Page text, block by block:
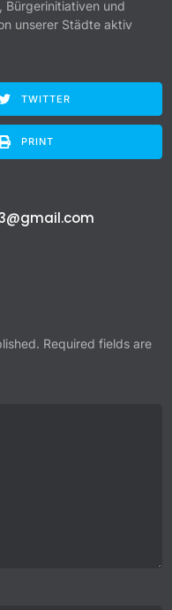
Bürgerinitiativen und
unserer Städte aktiv
TWITTER
PRINT
Required fields are